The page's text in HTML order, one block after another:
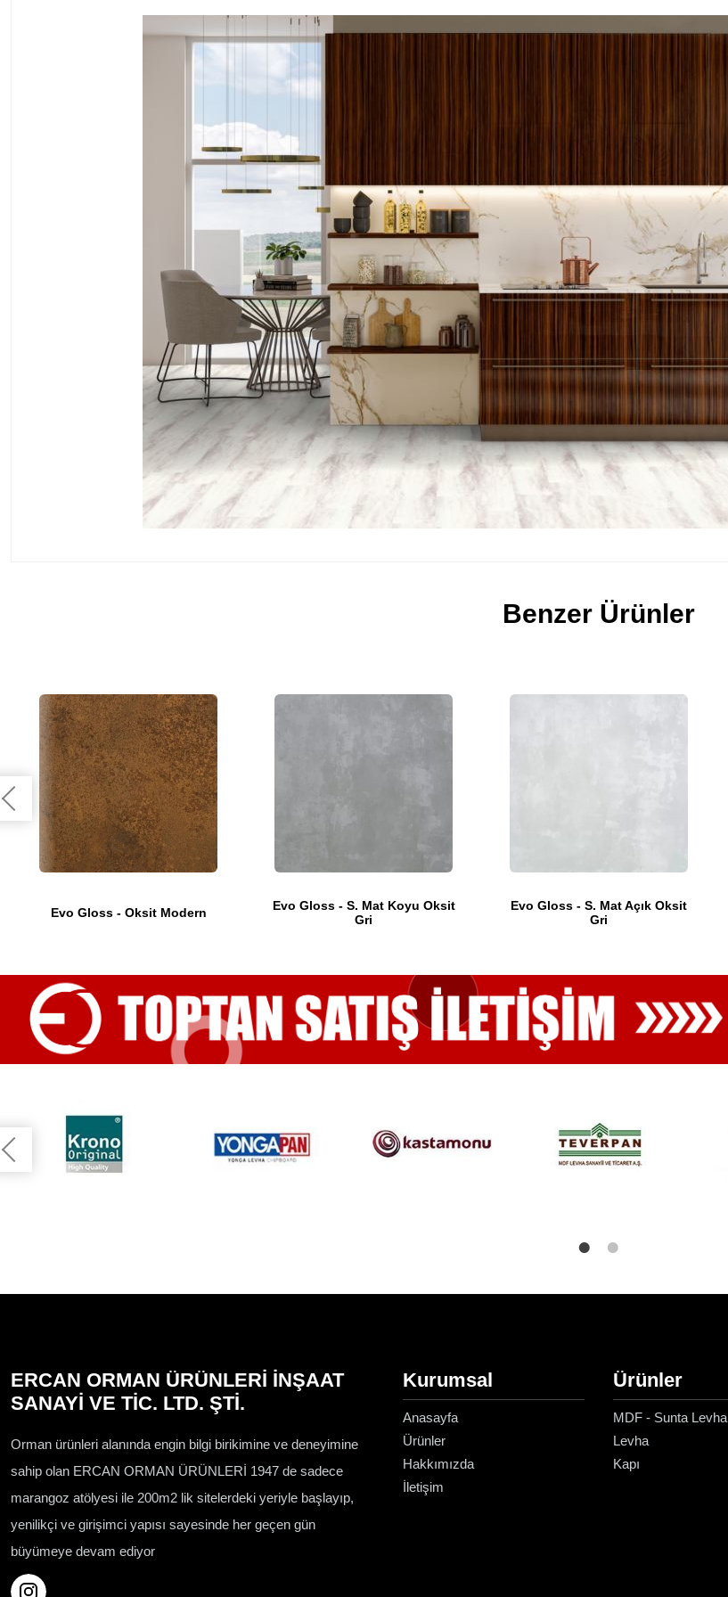
Benzer Ürünler
Evo Gloss - Oksit Modern
Evo Gloss - S. Mat Koyu Oksit
Gri
Evo Gloss - S. Mat Açık Oksit
Gri
ERCAN ORMAN ÜRÜNLERİ İNŞAAT
SANAYİ VE TİC. LTD. ŞTİ.
Orman ürünleri alanında engin bilgi birikimine ve deneyimine
sahip olan ERCAN ORMAN ÜRÜNLERİ 1947 de sadece
marangoz atölyesi ile 200m2 lik sitelerdeki yeriyle başlayıp,
yenilikçi ve girişimci yapısı sayesinde her geçen gün
büyümeye devam ediyor
Kurumsal
Anasayfa
Ürünler
Hakkımızda
İletişim
Ürünler
MDF - Sunta Levha
Levha
Kapı